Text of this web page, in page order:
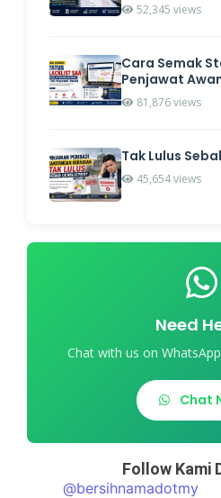
52,345 views
Cara Semak
Penjawat
81,876 views
Tak Lulus
45,654 views
Need
Chat with us on
Chat
Follow Kami
@bersihnamadotmy